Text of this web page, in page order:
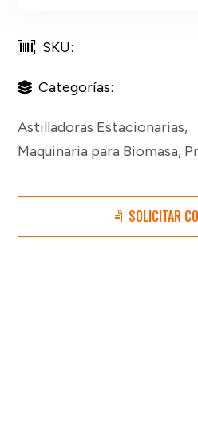
SKU:
Categorías:
Astilladoras Estacionarias,
Maquinaria para Biomasa,
SOLICITAR